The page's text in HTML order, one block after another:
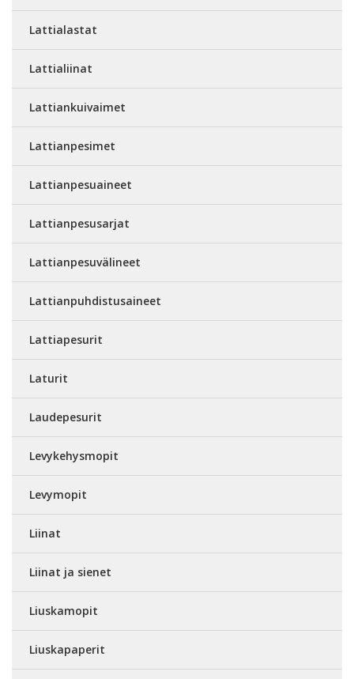
Lattialastat
Lattialiinat
Lattiankuivaimet
Lattianpesimet
Lattianpesuaineet
Lattianpesusarjat
Lattianpesuvälineet
Lattianpuhdistusaineet
Lattiapesurit
Laturit
Laudepesurit
Levykehysmopit
Levymopit
Liinat
Liinat ja sienet
Liuskamopit
Liuskapaperit